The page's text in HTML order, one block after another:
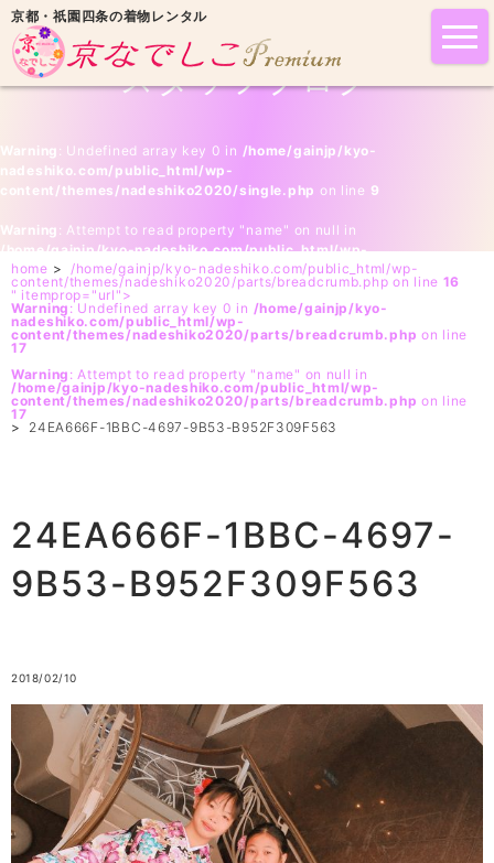
京都・祇園四条の着物レンタル
スタッフブログ
Warning : Undefined array key 0 in /home/gainjp/kyo-
nadeshiko.com/public_html/wp-
content/themes/nadeshiko2020/single.php on line 9
Warning : Attempt to read property "name" on null in
/home/gainjp/kyo-nadeshiko.com/public_html/wp-
content/themes/nadeshiko2020/single.phpon line9
home > /home/gainjp/kyo-nadeshiko.com/public_html/wp-
content/themes/nadeshiko2020/parts/breadcrumb.php on line 16
" itemprop="url">
Warning : Undefined array key 0 in /home/gainjp/kyo-
nadeshiko.com/public_html/wp-
content/themes/nadeshiko2020/parts/breadcrumb.php on line
17
Warning : Attempt to read property "name" on null in
/home/gainjp/kyo-nadeshiko.com/public_html/wp-
content/themes/nadeshiko2020/parts/breadcrumb.php on line
17
> 24EA666F-1BBC-4697-9B53-B952F309F563
24EA666F-1BBC-4697-
9B53-B952F309F563
2018/02/10